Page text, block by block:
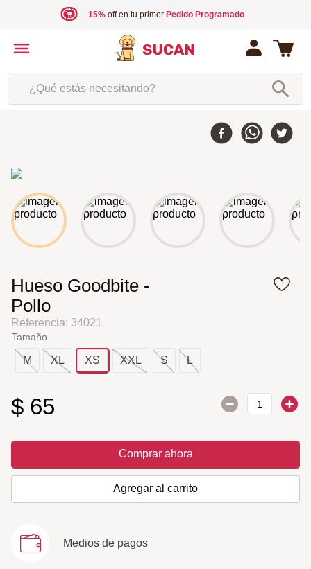
15%off en tu primer Pedido Programado
¿Qué estás necesitando?
Hueso Goodbite -
Pollo
Referencia: 34021
Tamaño
M XL XS XXL S L
$ 65
Comprar ahora
Agregar al carrito
Medios de pagos